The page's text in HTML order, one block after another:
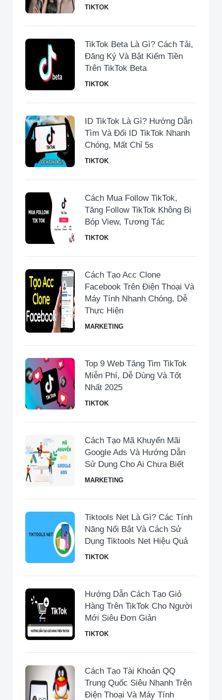
TIKTOK
TikTok Beta Là Gì? Cách Tải,
Đăng Ký Và Bật Kiếm Tiền
Trên TikTok Beta
TIKTOK
ID TikTok Là Gì? Hướng Dẫn
Tìm Và Đổi ID TikTok Nhanh
Chóng, Mất Chỉ 5s
TIKTOK
Cách Mua Follow TikTok,
Tăng Follow TikTok Không Bị
Bóp View, Tương Tác
TIKTOK
Cách Tạo Acc Clone
Facebook Trên Điện Thoại Và
Máy Tính Nhanh Chóng, Dễ
Thực Hiện
MARKETING
Top 9 Web Tăng Tim TikTok
Miễn Phí, Dễ Dùng Và Tốt
Nhất 2025
TIKTOK
Cách Tạo Mã Khuyến Mãi
Google Ads Và Hướng Dẫn
Sử Dụng Cho Ai Chưa Biết
MARKETING
Tiktools Net Là Gì? Các Tính
Năng Nổi Bật Và Cách Sử
Dụng Tiktools Net Hiệu Quả
TIKTOK
Hướng Dẫn Cách Tạo Giỏ
Hàng Trên TikTok Cho Người
Mới Siêu Đơn Giản
TIKTOK
Cách Tạo Tài Khoản QQ
Trung Quốc Siêu Nhanh Trên
Điện Thoại Và Máy Tính